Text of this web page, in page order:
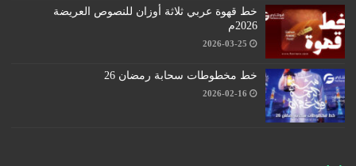
خط قهوة عربي ثلاثة أوزان للنصوص العريضة
2026م
2026-03-25
خط مخطوطات سحابة رمضان 26
2026-02-16